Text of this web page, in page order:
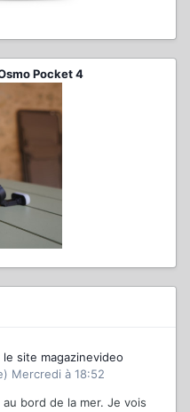
Pocket 4
site magazinevideo
Mercredi à 18:52
bord de la mer. Je vois